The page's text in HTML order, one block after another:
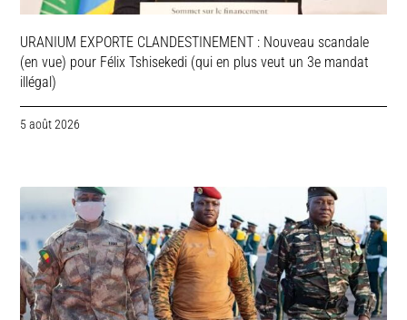
URANIUM EXPORTE CLANDESTINEMENT : Nouveau scandale
(en vue) pour Félix Tshisekedi (qui en plus veut un 3e mandat
illégal)
5 août 2026